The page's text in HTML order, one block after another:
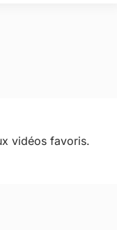
vidéos favoris.